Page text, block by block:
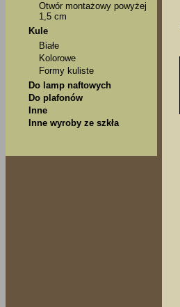
Otwór montażowy powyżej
1,5 cm
Kule
Białe
Kolorowe
Formy kuliste
Do lamp naftowych
Do plafonów
Inne
Inne wyroby ze szkła